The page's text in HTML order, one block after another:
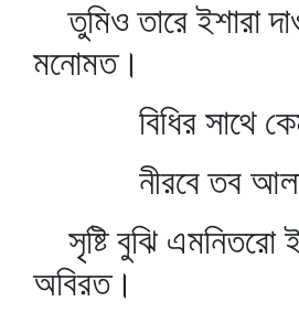
তুমিও তারে ইশারা
মনোমত।
বিধির সাথে
নীরবে তব
সৃষ্টি বুঝি এমনিতরো
অবিরত।